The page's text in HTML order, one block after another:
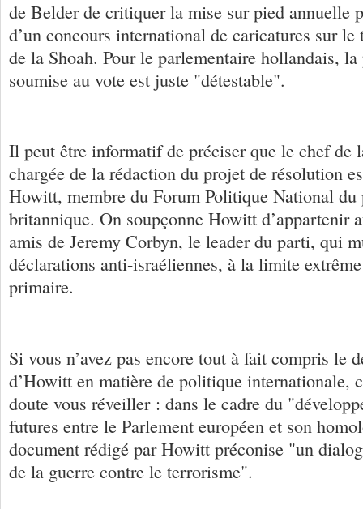
de Belder de critiquer la mise sur pied annuelle
d’un concours international de caricatures sur le
de la Shoah. Pour le parlementaire hollandais,
soumise au vote est juste "détestable".
Il peut être informatif de préciser que le chef de
chargée de la rédaction du projet de résolution
Howitt, membre du Forum Politique National
britannique. On soupçonne Howitt d’appartenir
amis de Jeremy Corbyn, le leader du parti, qui
déclarations anti-israéliennes, à la limite
primaire.
Si vous n’avez pas encore tout à fait compris le
d’Howitt en matière de politique internationale,
doute vous réveiller : dans le cadre du
futures entre le Parlement européen et son
document rédigé par Howitt préconise "un
de la guerre contre le terrorisme".